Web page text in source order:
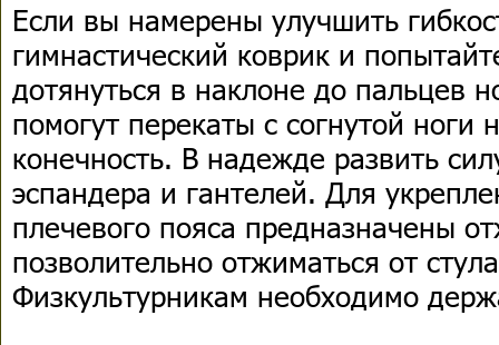
Если вы намерены улучшить
гимнастический коврик и
дотянуться в наклоне до пальцев
помогут перекаты с согнутой
конечность. В надежде развить
эспандера и гантелей. Для
плечевого пояса предназначены
позволительно отжиматься от
Физкультурникам необходимо